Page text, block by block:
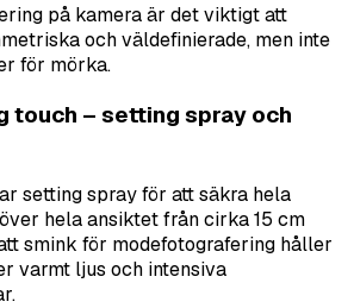
på kamera är det viktigt att
och väldefinierade, men inte
för mörka.
touch – setting spray och
setting spray för att säkra hela
hela ansiktet från cirka 15 cm
smink för modefotografering håller
varmt ljus och intensiva